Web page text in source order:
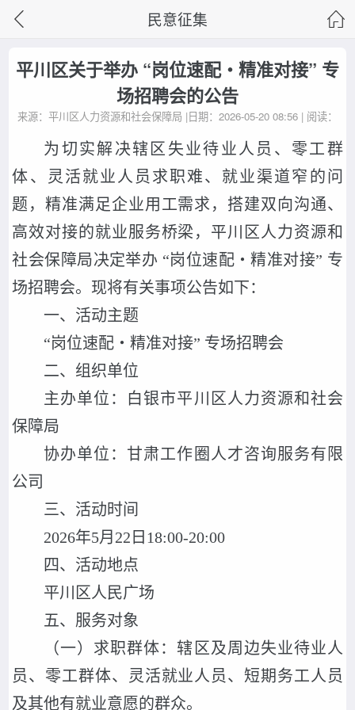
民意征集
平川区关于举办 “岗位速配・精准对接” 专
场招聘会的公告
来源：平川区人力资源和社会保障局 |日期：2026-05-20 08:56 | 阅读：
为切实解决辖区失业待业人员、零工群
体、灵活就业人员求职难、就业渠道窄的问
题，精准满足企业用工需求，搭建双向沟通、
高效对接的就业服务桥梁，平川区人力资源和
社会保障局决定举办 “岗位速配・精准对接” 专
场招聘会。现将有关事项公告如下：
一、活动主题
“岗位速配・精准对接” 专场招聘会
二、组织单位
主办单位：白银市平川区人力资源和社会
保障局
协办单位：甘肃工作圈人才咨询服务有限
公司
三、活动时间
2026年5月22日18:00-20:00
四、活动地点
平川区人民广场
五、服务对象
（一）求职群体：辖区及周边失业待业人
员、零工群体、灵活就业人员、短期务工人员
及其他有就业意愿的群众。